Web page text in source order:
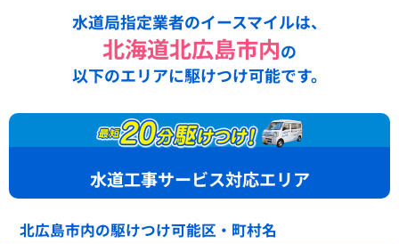
水道局指定業者のイースマイルは、
北海道北広島市内の
以下のエリアに駆けつけ可能です。
水道工事サービス対応エリア
北広島市内の駆けつけ可能区・町村名